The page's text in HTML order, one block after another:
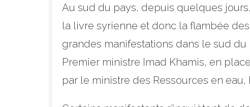
Au sud du pays, depuis quelques
la livre syrienne et donc la flambée
grandes manifestations dans le sud
Premier ministre Imad Khamis, en
par le ministre des Ressources en eau,